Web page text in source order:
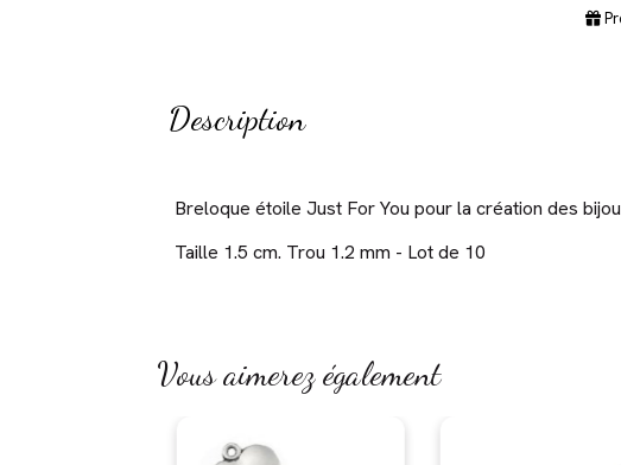
Description
Breloque étoile Just For You pour la création des
Taille 1.5 cm. Trou 1.2 mm - Lot de 10
Vous aimerez également